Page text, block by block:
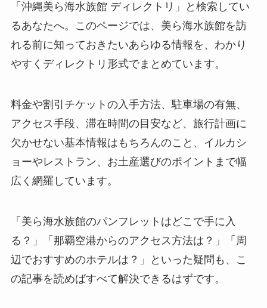
「沖縄美ら海水族館 ディレクトリ」と検索してい
るあなたへ。このページでは、美ら海水族館を訪
れる前に知っておきたいあらゆる情報を、わかり
やすくディレクトリ形式でまとめています。
料金や割引チケットの入手方法、駐車場の有無、
アクセス手段、滞在時間の目安など、旅行計画に
欠かせない基本情報はもちろんのこと、イルカシ
ョーやレストラン、お土産選びのポイントまで幅
広く網羅しています。
「美ら海水族館のパンフレットはどこで手に入
る？」「那覇空港からのアクセス方法は？」「周
辺でおすすめのホテルは？」といった疑問も、こ
の記事を読めばすべて解決できるはずです。